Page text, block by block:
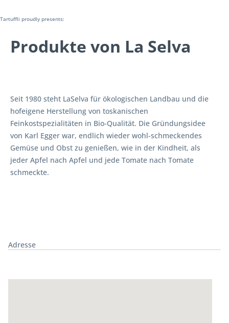
Tartuffli proudly presents:
Produkte von La Selva
Seit 1980 steht LaSelva für ökologischen Landbau und die
hofeigene Herstellung von toskanischen
Feinkostspezialitäten in Bio-Qualität. Die Gründungsidee
von Karl Egger war, endlich wieder wohl-schmeckendes
Gemüse und Obst zu genießen, wie in der Kindheit, als
jeder Apfel nach Apfel und jede Tomate nach Tomate
schmeckte.
Adresse